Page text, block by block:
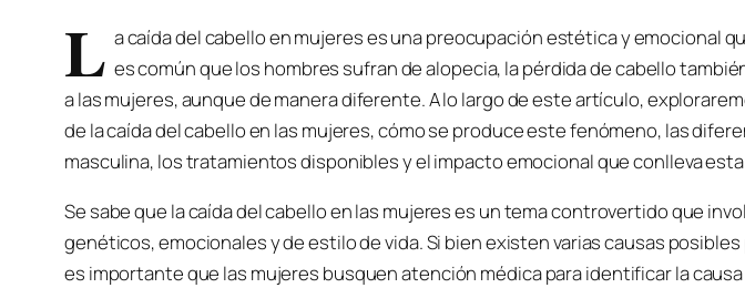
L a caída del cabello en mujeres es una preocupación estética y emocional
es común que los hombres sufran de alopecia, la pérdida de cabello
a las mujeres, aunque de manera diferente. A lo largo de este artículo,
de la caída del cabello en las mujeres, cómo se produce este fenómeno, las
masculina, los tratamientos disponibles y el impacto emocional que conlleva
Se sabe que la caída del cabello en las mujeres es un tema controvertido que
genéticos, emocionales y de estilo de vida. Si bien existen varias causas posibles
es importante que las mujeres busquen atención médica para identificar la